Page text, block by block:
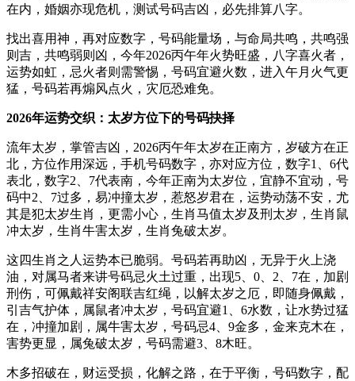
在内，婚姻亦现危机，测试号码吉凶，必先排算八字。
找出喜用神，再对应数字，号码能量场，与命局共鸣，共鸣强
则吉，共鸣弱则凶，今年2026丙午年火势旺盛，八字喜火者，
运势如虹，忌火者则需警惕，号码宜避火数，进入午月火气更
猛，号码若再煽风点火，灾厄恐难免。
2026年运势交织：太岁方位下的号码抉择
流年太岁，掌管吉凶，2026丙午年太岁在正南方，岁破方在正
北，方位作用深远，手机号码数字，亦对应方位，数字1、6代
表北，数字2、7代表南，今年正南为太岁位，宜静不宜动，号
码中2、7过多，易冲撞太岁，惹怒岁君在，运势动荡不安，尤
其是犯太岁生肖，更需小心，生肖马值太岁及刑太岁，生肖鼠
冲太岁，生肖牛害太岁，生肖兔破太岁。
这四生肖之人运势本已脆弱。号码若再助凶，无异于火上浇
油，对属马者来讲号码忌火土过重，出现5、0、2、7在，加剧
刑伤，可佩戴祥安阁联吉红绳，以解太岁之厄，即随身佩戴，
引吉气护体，属鼠者冲太岁，号码宜避1、6水数，让水势过猛
在，冲撞加剧，属牛害太岁，号码忌4、9金多，金来克木在，
害势更显，属兔破太岁，号码需避3、8木旺。
木多招破在，财运受损，化解之路，在于平衡，号码数字，配